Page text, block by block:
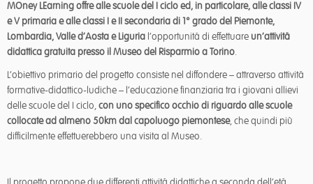
MOney LEarning offre alle scuole del I ciclo ed, in particolare, alle classi IV
e V primaria e alle classi I e II secondaria di 1° grado del Piemonte,
Lombardia, Valle d’Aosta e Liguria l’opportunità di effettuare un’attività
didattica gratuita presso il Museo del Risparmio a Torino.
L’obiettivo primario del progetto consiste nel diffondere – attraverso attività
formative-didattico-ludiche – l’educazione finanziaria tra i giovani allievi
delle scuole del I ciclo,con uno specifico occhio di riguardo alle scuole
collocate ad almeno 50km dal capoluogo piemontese, che quindi più
difficilmente effettuerebbero una visita al Museo.